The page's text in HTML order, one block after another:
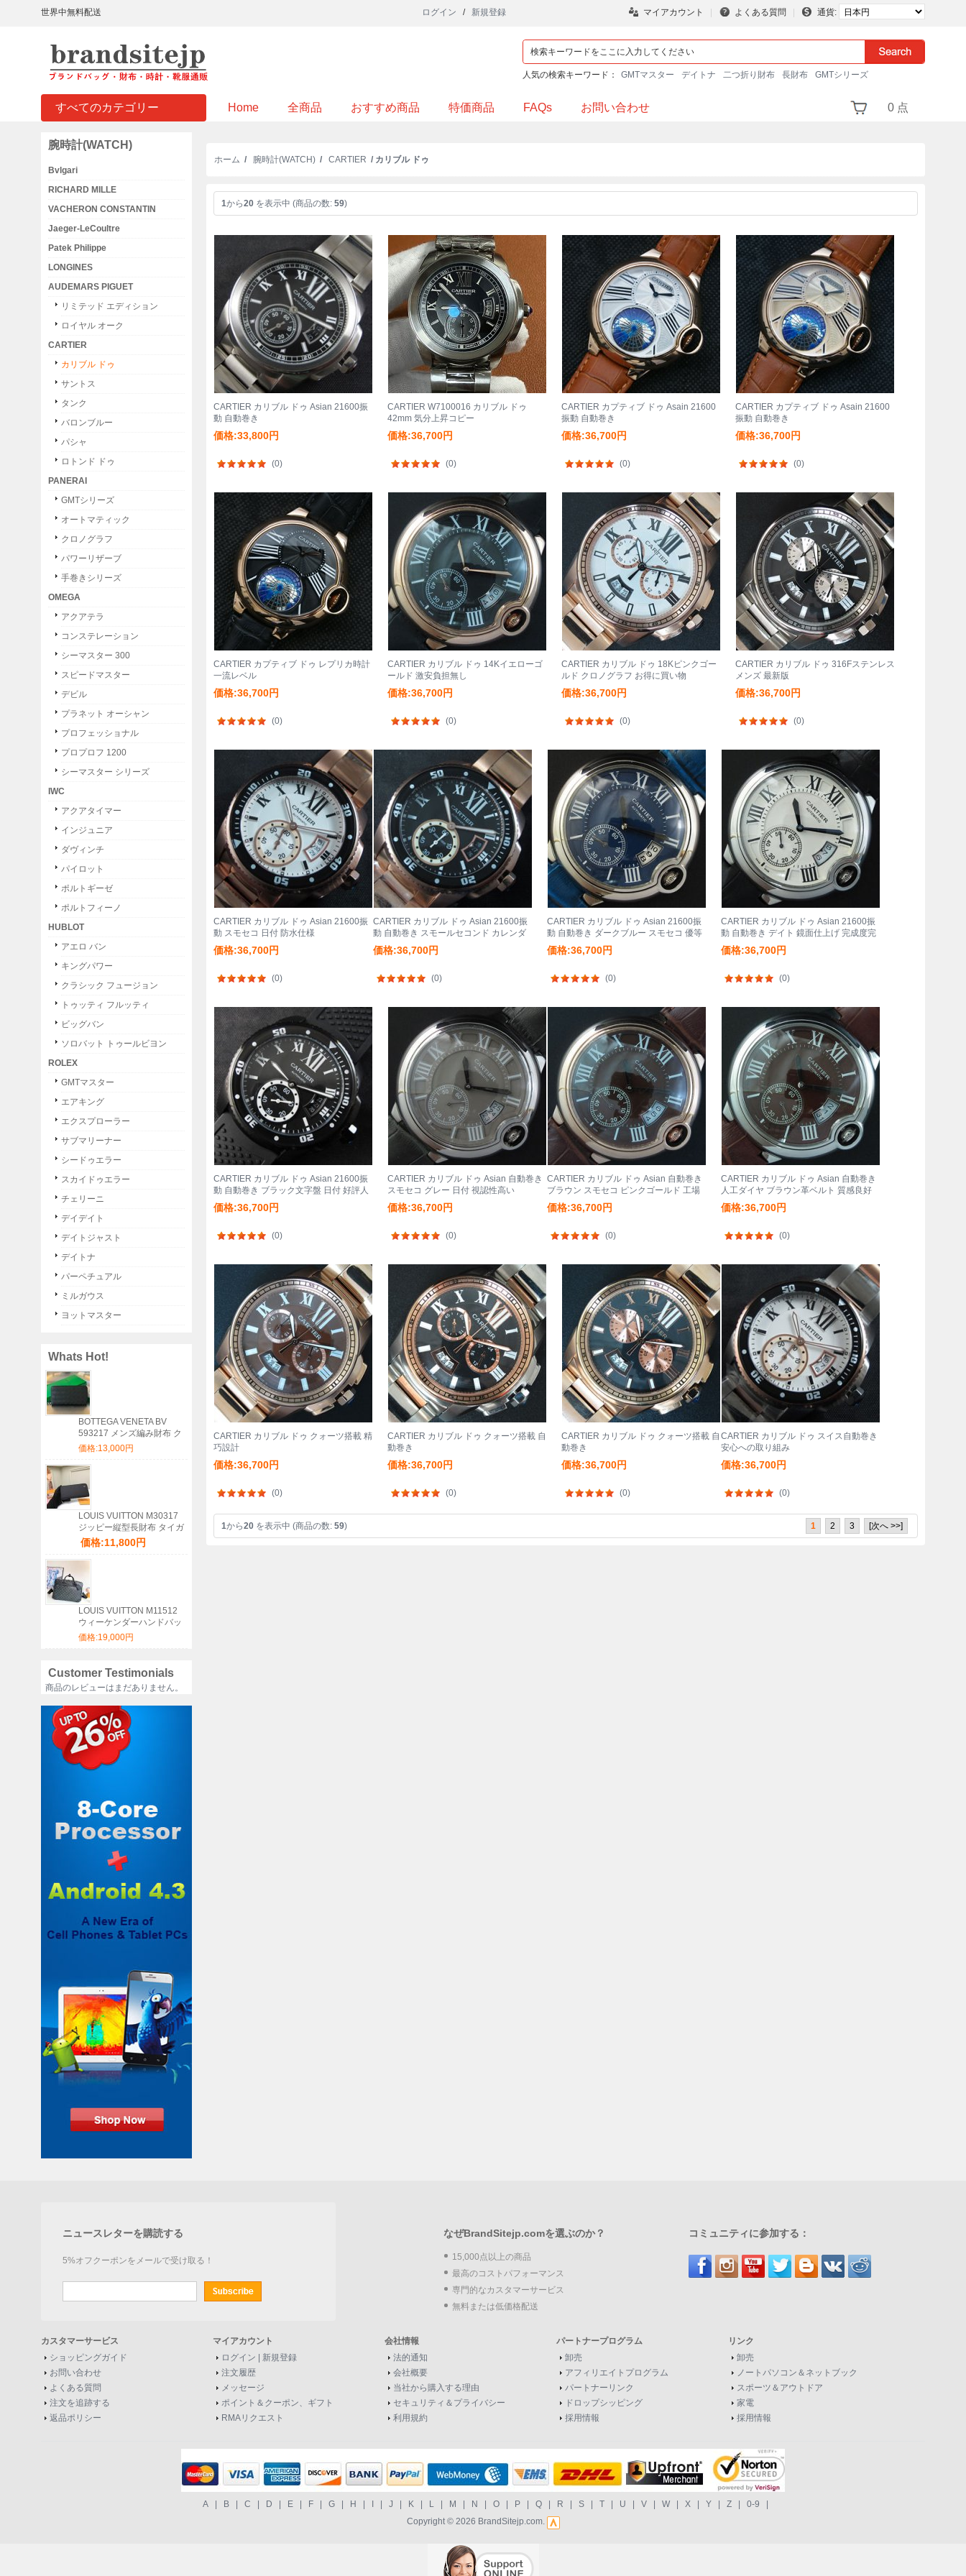
世界中無料配送 ログイン / 新規登録 マイアカウント よくある質問 通貨:
人気の検索キーワード： GMTマスター デイトナ 二つ折り財布 長財布 GMTシリーズ
すべてのカテゴリー Home 全商品 おすすめ商品 特価商品 FAQs お問い合わせ 0 点
腕時計(WATCH)
Bvlgari
RICHARD MILLE
VACHERON CONSTANTIN
Jaeger-LeCoultre
Patek Philippe
LONGINES
AUDEMARS PIGUET
リミテッド エディション
ロイヤル オーク
CARTIER
カリブル ドゥ
サントス
タンク
バロンブルー
パシャ
ロトンド ドゥ
PANERAI
GMTシリーズ
オートマティック
クロノグラフ
パワーリザーブ
手巻きシリーズ
OMEGA
アクアテラ
コンステレーション
シーマスター 300
スピードマスター
デビル
プラネット オーシャン
プロフェッショナル
プロプロフ 1200
シーマスター シリーズ
IWC
アクアタイマー
インジュニア
ダヴィンチ
パイロット
ポルトギーゼ
ポルトフィーノ
HUBLOT
アエロ バン
キングパワー
クラシック フュージョン
トゥッティ フルッティ
ビッグバン
ソロバット トゥールビヨン
ROLEX
GMTマスター
エアキング
エクスプローラー
サブマリーナー
シードゥエラー
スカイドゥエラー
チェリーニ
デイデイト
デイトジャスト
デイトナ
パーペチュアル
ミルガウス
ヨットマスター
Whats Hot!
BOTTEGA VENETA BV
593217 メンズ編み財布 ク
ラシック編み牛皮 19x10cm
価格:13,000円
LOUIS VUITTON M30317
ジッピー縦型長財布 タイガ
ブラック サイズ:20x10cm
価格:11,800円
LOUIS VUITTON M11512
ウィーケンダーハンドバッ
グ サイズ:46x31x18cm
価格:19,000円
Customer Testimonials
商品のレビューはまだありません。
ホーム / 腕時計(WATCH) / CARTIER / カリブル ドゥ
1から20 を表示中 (商品の数: 59)
CARTIER カリブル ドゥ Asian 21600振
動 自動巻き
価格:33,800円
(0)
CARTIER W7100016 カリブル ドゥ
42mm 気分上昇コピー
価格:36,700円
(0)
CARTIER カプティブ ドゥ Asain 21600
振動 自動巻き
価格:36,700円
(0)
CARTIER カプティブ ドゥ Asain 21600
振動 自動巻き
価格:36,700円
(0)
CARTIER カプティブ ドゥ レプリカ時計
一流レベル
価格:36,700円
(0)
CARTIER カリブル ドゥ 14Kイエローゴ
ールド 激安負担無し
価格:36,700円
(0)
CARTIER カリブル ドゥ 18Kピンクゴー
ルド クロノグラフ お得に買い物
価格:36,700円
(0)
CARTIER カリブル ドゥ 316Fステンレス
メンズ 最新版
価格:36,700円
(0)
CARTIER カリブル ドゥ Asian 21600振
動 スモセコ 日付 防水仕様
価格:36,700円
(0)
CARTIER カリブル ドゥ Asian 21600振
動 自動巻き スモールセコンド カレンダ
ー 国内即発
価格:36,700円
(0)
CARTIER カリブル ドゥ Asian 21600振
動 自動巻き ダークブルー スモセコ 優等
商品
価格:36,700円
(0)
CARTIER カリブル ドゥ Asian 21600振
動 自動巻き デイト 鏡面仕上げ 完成度完
璧
価格:36,700円
(0)
CARTIER カリブル ドゥ Asian 21600振
動 自動巻き ブラック文字盤 日付 好評人
気
価格:36,700円
(0)
CARTIER カリブル ドゥ Asian 自動巻き
スモセコ グレー 日付 視認性高い
価格:36,700円
(0)
CARTIER カリブル ドゥ Asian 自動巻き
ブラウン スモセコ ピンクゴールド 工場
直営
価格:36,700円
(0)
CARTIER カリブル ドゥ Asian 自動巻き
人工ダイヤ ブラウン革ベルト 質感良好
価格:36,700円
(0)
CARTIER カリブル ドゥ クォーツ搭載 精
巧設計
価格:36,700円
(0)
CARTIER カリブル ドゥ クォーツ搭載 自
動巻き
価格:36,700円
(0)
CARTIER カリブル ドゥ クォーツ搭載 自
動巻き
価格:36,700円
(0)
CARTIER カリブル ドゥ スイス自動巻き
安心への取り組み
価格:36,700円
(0)
1から20 を表示中 (商品の数: 59) 1 2 3 [次へ >>]
ニュースレターを購読する
5%オフクーポンをメールで受け取る！
なぜBrandSitejp.comを選ぶのか？
15,000点以上の商品
最高のコストパフォーマンス
専門的なカスタマーサービス
無料または低価格配送
コミュニティに参加する：
カスタマーサービス
ショッピングガイド
お問い合わせ
よくある質問
注文を追跡する
返品ポリシー
マイアカウント
ログイン
新規登録
注文履歴
メッセージ
ポイント＆クーポン、ギフト
RMAリクエスト
会社情報
法的通知
会社概要
当社から購入する理由
セキュリティ＆プライバシー
利用規約
パートナープログラム
卸売
アフィリエイトプログラム
パートナーリンク
ドロップシッピング
採用情報
リンク
卸売
ノートパソコン＆ネットブック
スポーツ＆アウトドア
家電
採用情報
A B C D E F G H J K L M N O P Q R S T U V W X Y Z 0-9
Copyright © 2026 BrandSitejp.com.